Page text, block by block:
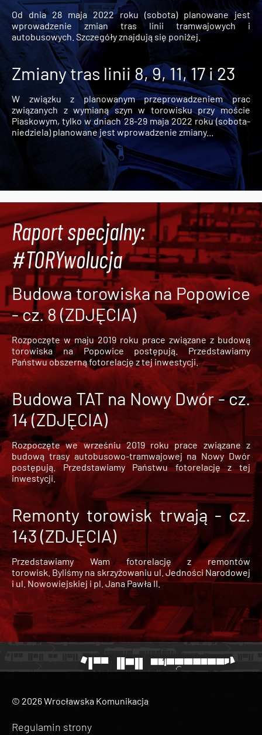
Od dnia 28 maja 2022 roku (sobota) planowane jest
wprowadzenie zmian tras linii tramwajowych i
autobusowych. Szczegóły znajdują się poniżej.
Zmiany tras linii 8, 9, 11, 17 i 23
W związku z planowanym przeprowadzeniem prac
związanych z wymianą szyn w torowisku przy moście
Piaskowym, tylko w dniach 28-29 maja 2022 roku (sobota-
niedziela) planowane jest wprowadzenie zmiany...
Raport specjalny:
#TORYwolucja
Budowa torowiska na Popowice
- cz. 8 (ZDJĘCIA)
Rozpoczęte w maju 2019 roku prace związane z budową
torowiska na Popowice
postępują. Przedstawiamy
Państwu obszerną fotorelację z tej inwestycji.
Budowa TAT na Nowy Dwór - cz.
14 (ZDJĘCIA)
Rozpoczęte we wrześniu 2019 roku prace związane z
budową trasy autobusowo-tramwajowej na Nowy Dwór
postępują. Przedstawiamy Państwu fotorelację z tej
inwestycji.
Remonty torowisk trwają - cz.
143 (ZDJĘCIA)
Przedstawiamy Wam fotorelację z remontów
torowisk. Byliśmy na skrzyżowaniu ul. Jedności Narodowej
i ul. Nowowiejskiej i pl. Jana Pawła II.
© 2026 Wrocławska Komunikacja
Regulamin strony